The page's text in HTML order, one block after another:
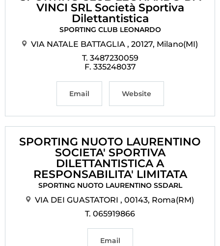
VINCI SRL Società Sportiva
Dilettantistica
SPORTING CLUB LEONARDO
VIA NATALE BATTAGLIA , 20127, Milano(MI)
T. 3487230059
F. 335248037
Email Website
SPORTING NUOTO LAURENTINO
SOCIETA' SPORTIVA
DILETTANTISTICA A
RESPONSABILITA' LIMITATA
SPORTING NUOTO LAURENTINO SSDARL
VIA DEI GUASTATORI , 00143, Roma(RM)
T. 065919866
Email